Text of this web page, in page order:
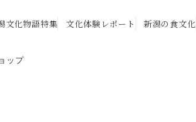
文化物語特集 文化体験レポート 新潟の食文化
ップ